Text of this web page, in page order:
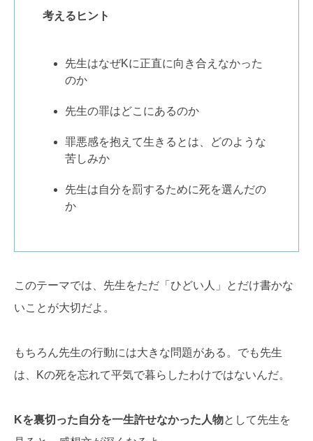
考えるヒント
先生はなぜKに正直に向き合えなかった
のか
先生の罪はどこにあるのか
罪悪感を抱えて生きるとは、どのような
苦しみか
先生は自分を罰するために死を選んだの
か
このテーマでは、先生をただ「ひどい人」とだけ書かな
いことが大切だよ。
もちろん先生の行動には大きな問題がある。でも先生
は、Kの死を忘れて平気で暮らしたわけではないんだ。
Kを裏切った自分を一生許せなかった人物として先生を